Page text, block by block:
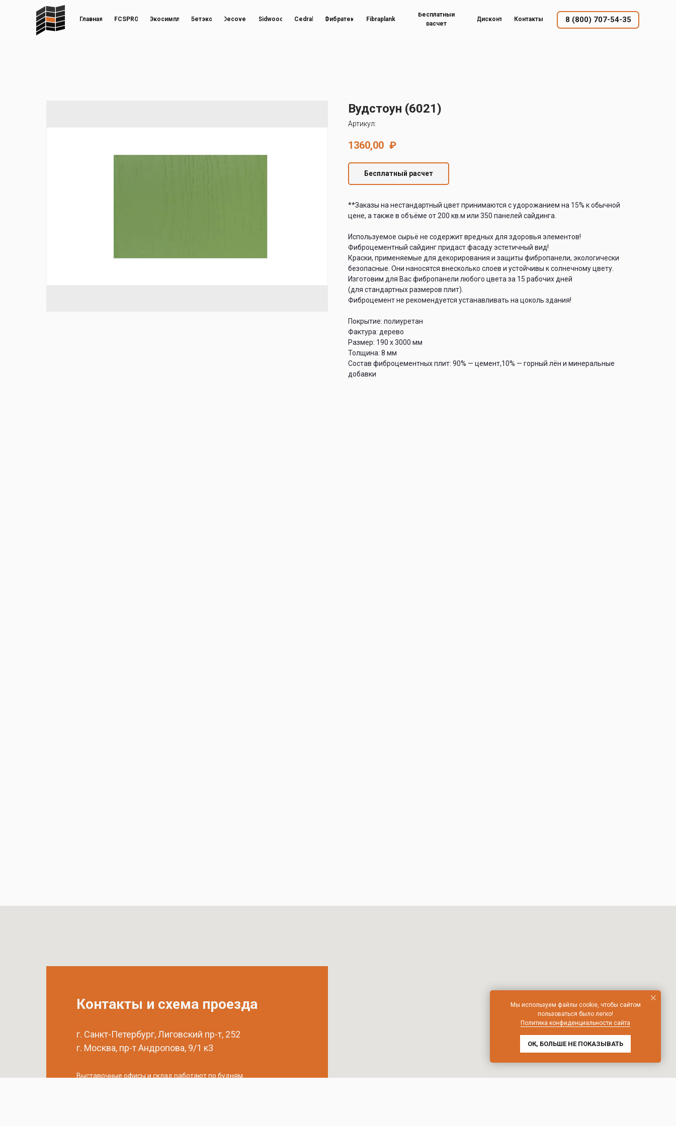
8 (800) 707-54-35
Главная FCSPRO Бетэко Decover Sidwood Cedral Фибратек
Бесплатный
расчет
Контакты
Дисконт
Экосимпл Fibraplank
Вудстоун (6021)
Артикул:
1360,00 ₽
Бесплатный расчет
**Заказы на нестандартный цвет принимаются с удорожанием на 15% к обычной
цене, а также в объёме от 200 кв.м или 350 панелей сайдинга.
Используемое сырьё не содержит вредных для здоровья элементов!
Фиброцементный сайдинг придаст фасаду эстетичный вид!
Краски, применяемые для декорирования и защиты фибропанели, экологически
безопасные. Они наносятся внесколько слоев и устойчивы к солнечному цвету.
Изготовим для Вас фибропанели любого цвета за 15 рабочих дней
(для стандартных размеров плит).
Фиброцемент не рекомендуется устанавливать на цоколь здания!
Покрытие: полиуретан
Фактура: дерево
Размер: 190 х 3000 мм
Толщина: 8 мм
Состав фиброцементных плит: 90% — цемент,10% — горный лён и минеральные
добавки
Мы используем файлы cookie, чтобы сайтом
пользоваться было легко!
Политика конфиденциальности сайта
ОК, БОЛЬШЕ НЕ ПОКАЗЫВАТЬ
Контакты и схема проезда
г. Санкт-Петербург, Лиговский пр-т, 252
г. Москва, пр-т Андропова, 9/1 к3
Выставочные офисы и склад работают по будням